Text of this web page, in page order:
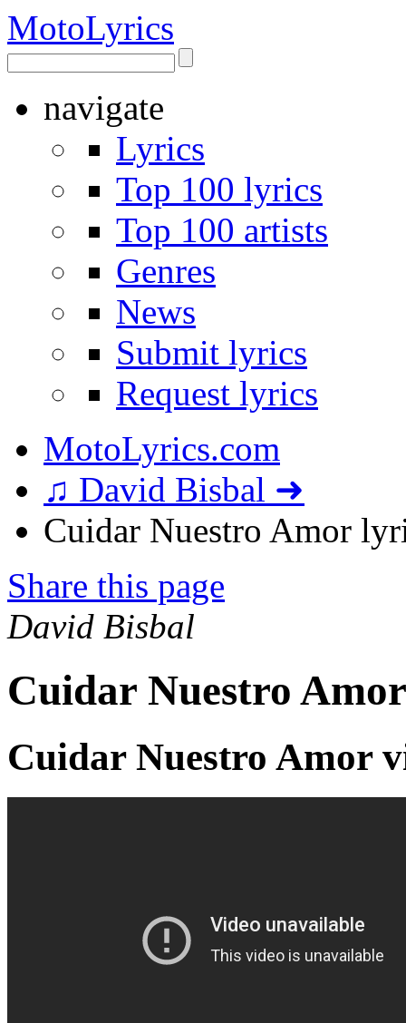
MotoLyrics
navigate
Lyrics
Top 100 lyrics
Top 100 artists
Genres
News
Submit lyrics
Request lyrics
MotoLyrics.com
♫ David Bisbal ➜
Cuidar Nuestro Amor
Share this page
David Bisbal
Cuidar Nuestro
Cuidar Nuestro Amor